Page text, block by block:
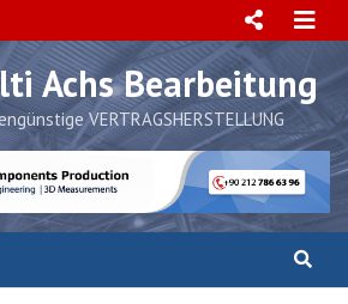
Achs Bearbeitung
VERTRAGSHERSTELLUNG